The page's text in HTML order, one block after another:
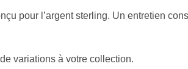
pour l’argent sterling. Un entretien
variations à votre collection.